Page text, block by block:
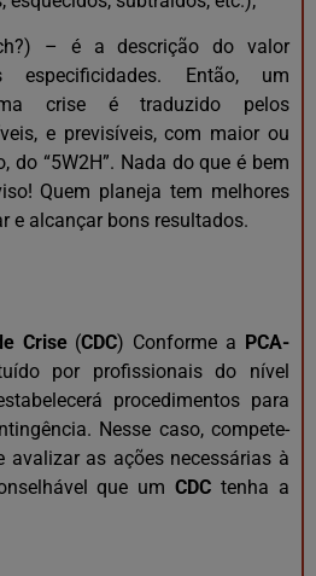
– é a descrição do valor
especificidades. Então, um
crise é traduzido pelos
e previsíveis, com maior ou
do “5W2H”. Nada do que é bem
Quem planeja tem melhores
e alcançar bons resultados.
Crise(CDC) Conforme a PCA-
por profissionais do nível
procedimentos para
Nesse caso, compete-
avalizar as ações necessárias à
que umCDC tenha a